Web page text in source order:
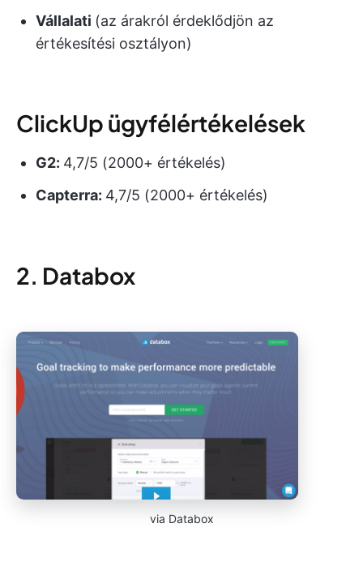
Vállalati (az árakról érdeklődjön az
értékesítési osztályon)
ClickUp ügyfélértékelések
G2: 4,7/5 (2000+ értékelés)
Capterra: 4,7/5 (2000+ értékelés)
2. Databox
via Databox